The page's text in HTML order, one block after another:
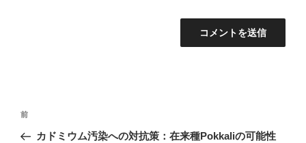
投
稿
前
の
前
カドミウム汚染への対抗策：在来種Pokkaliの可能性